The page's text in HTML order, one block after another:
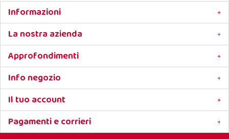
Informazioni
La nostra azienda
Approfondimenti
Info negozio
Il tuo account
Pagamenti e corrieri